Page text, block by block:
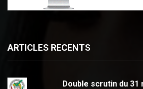
ARTICLES RECENTS
Double scrutin du 31